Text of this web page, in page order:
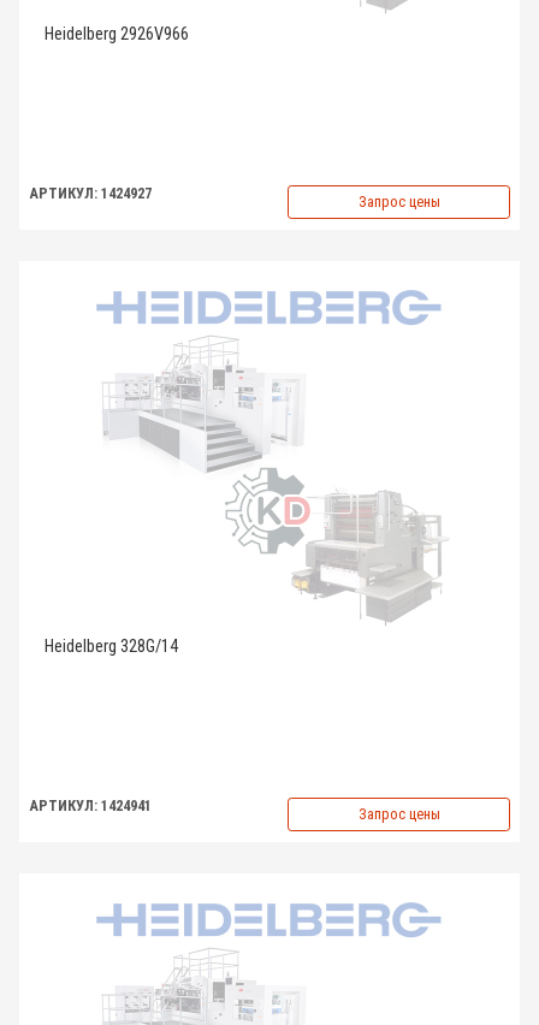
Heidelberg 2926V966
АРТИКУЛ: 1424927 Запрос цены
Heidelberg 328G/14
АРТИКУЛ: 1424941 Запрос цены